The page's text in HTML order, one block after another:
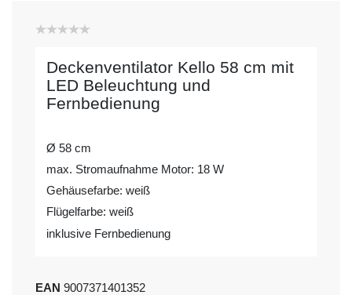
Deckenventilator Kello 58 cm mit
LED Beleuchtung und
Fernbedienung
Ø 58 cm
max. Stromaufnahme Motor: 18 W
Gehäusefarbe: weiß
Flügelfarbe: weiß
inklusive Fernbedienung
EAN 9007371401352